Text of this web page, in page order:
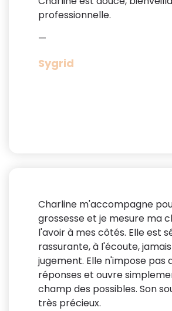
professionnelle.
—
Sygrid
Charline m'accompagne
grossesse et je mesure ma
l'avoir à mes côtés. Elle est
rassurante, à l'écoute,
jugement. Elle n'impose pas
réponses et ouvre
champ des possibles. Son
très précieux.